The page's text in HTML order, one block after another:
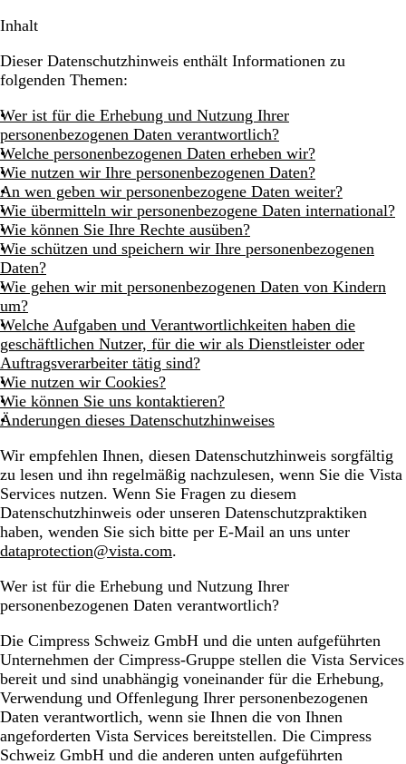
Inhalt
Dieser Datenschutzhinweis enthält Informationen zu
folgenden Themen:
Wer ist für die Erhebung und Nutzung Ihrer
personenbezogenen Daten verantwortlich?
Welche personenbezogenen Daten erheben wir?
Wie nutzen wir Ihre personenbezogenen Daten?
An wen geben wir personenbezogene Daten weiter?
Wie übermitteln wir personenbezogene Daten international?
Wie können Sie Ihre Rechte ausüben?
Wie schützen und speichern wir Ihre personenbezogenen
Daten?
Wie gehen wir mit personenbezogenen Daten von Kindern
um?
Welche Aufgaben und Verantwortlichkeiten haben die
geschäftlichen Nutzer, für die wir als Dienstleister oder
Auftragsverarbeiter tätig sind?
Wie nutzen wir Cookies?
Wie können Sie uns kontaktieren?
Änderungen dieses Datenschutzhinweises
Wir empfehlen Ihnen, diesen Datenschutzhinweis sorgfältig
zu lesen und ihn regelmäßig nachzulesen, wenn Sie die Vista
Services nutzen. Wenn Sie Fragen zu diesem
Datenschutzhinweis oder unseren Datenschutzpraktiken
haben, wenden Sie sich bitte per E-Mail an uns unter
dataprotection@vista.com.
Wer ist für die Erhebung und Nutzung Ihrer
personenbezogenen Daten verantwortlich?
Die Cimpress Schweiz GmbH und die unten aufgeführten
Unternehmen der Cimpress-Gruppe stellen die Vista Services
bereit und sind unabhängig voneinander für die Erhebung,
Verwendung und Offenlegung Ihrer personenbezogenen
Daten verantwortlich, wenn sie Ihnen die von Ihnen
angeforderten Vista Services bereitstellen. Die Cimpress
Schweiz GmbH und die anderen unten aufgeführten